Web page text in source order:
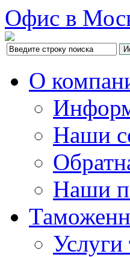
Офис в
О
Наши
Наши
Услуги